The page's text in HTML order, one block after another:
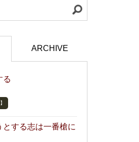
ARCHIVE
る
とする志は一番槍に